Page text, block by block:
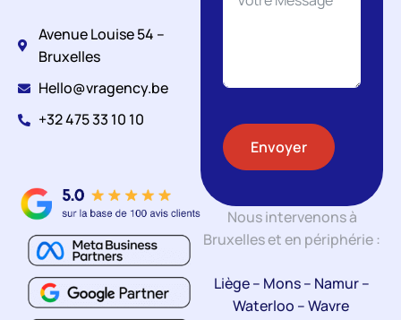
Avenue Louise 54 –
Bruxelles
Hello@vragency.be
+32 475 33 10 10
Envoyer
Nous intervenons à
Bruxelles et en périphérie :
Liège– Mons– Namur–
Waterloo –Wavre